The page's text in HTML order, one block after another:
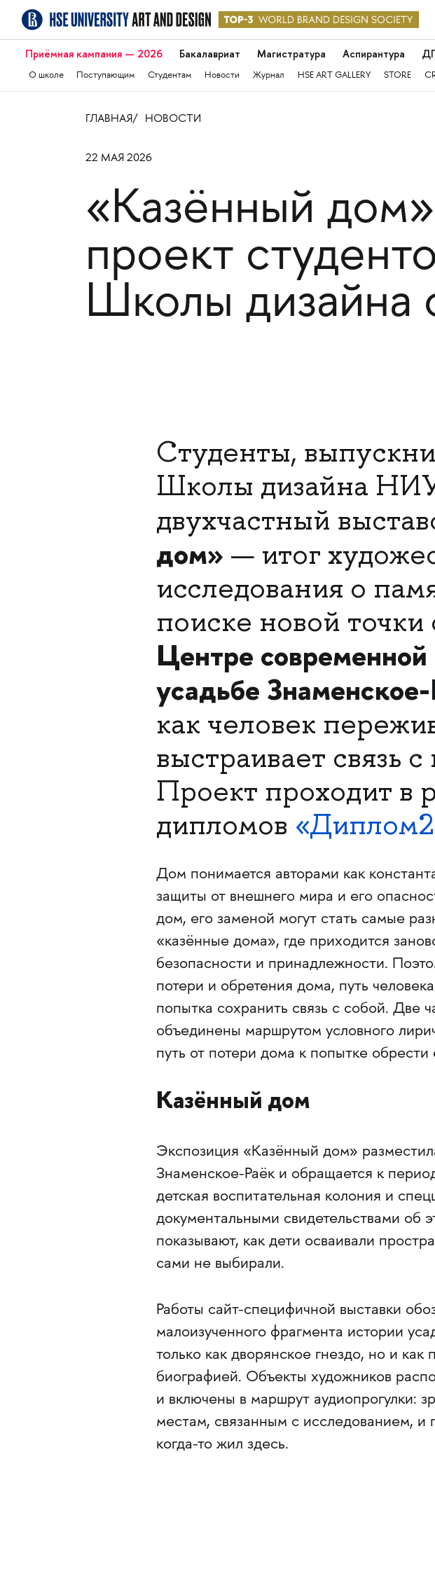
Приёмная кампания — 2026 Бакалавриат Магистратура Аспирантура
О школе Поступающим Студентам Новости Журнал HSE ART GALLERY STORE
ГЛАВНАЯ НОВОСТИ
22 МАЯ 2026
«Казённый
проект
Школы дизайна
Студенты,
Школы дизайна
двухчастный
дом» — итог
исследования о
поиске новой
Центре
усадьбе
как человек
выстраивает связь
Проект проходит в
дипломов
Дом понимается авторами как
защиты от внешнего мира и его
дом, его заменой могут стать самые
«казённые дома», где приходится
безопасности и принадлежности.
потери и обретения дома, путь
попытка сохранить связь с собой. Две
объединены маршрутом условного
путь от потери дома к попытке обрести
Казённый дом
Экспозиция «Казённый дом»
Знаменское-Раёк и обращается к
детская воспитательная колония и
документальными свидетельствами об
показывают, как дети осваивали
сами не выбирали.
Работы сайт-специфичной выставки
малоизученного фрагмента истории
только как дворянское гнездо, но и
биографией. Объекты художников
и включены в маршрут аудиопрогулки:
местам, связанным с исследованием, и
когда-то жил здесь.